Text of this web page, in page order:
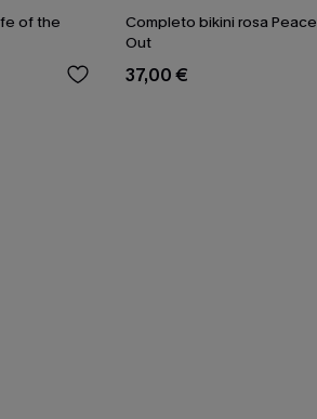
of the
Completo bikini rosa Peace
Out
37,00 €